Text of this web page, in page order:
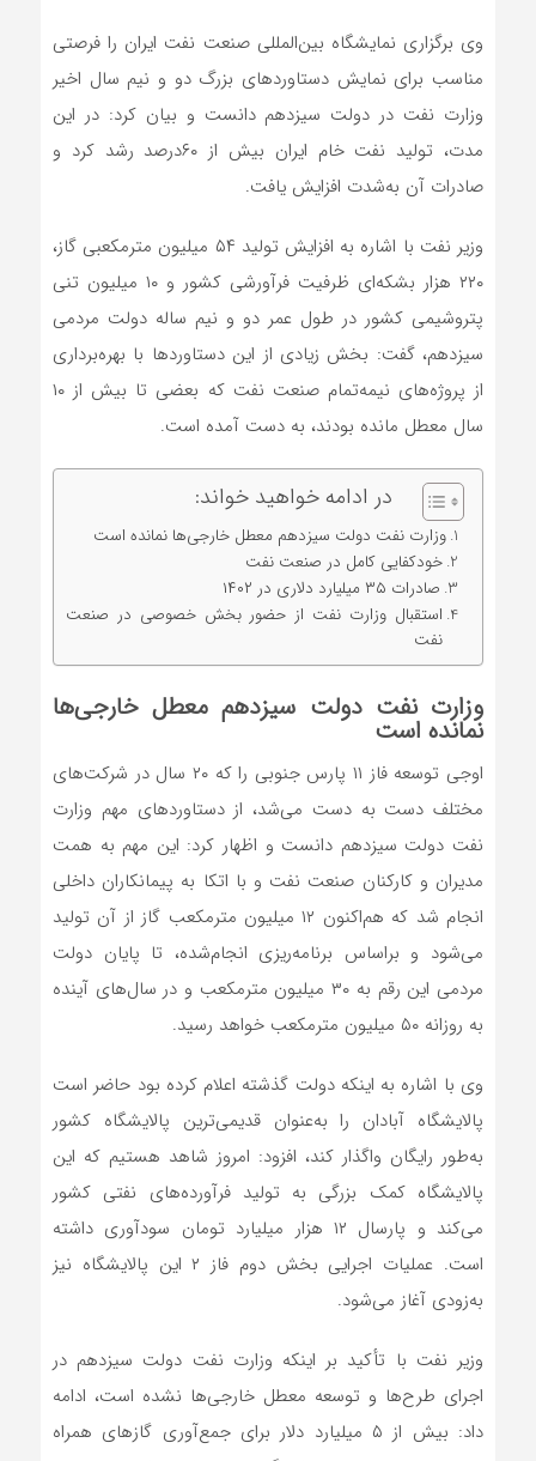
وی برگزاری نمایشگاه بین‌المللی صنعت نفت ایران را فرصتی
مناسب برای نمایش دستاوردهای بزرگ دو و نیم سال اخیر
وزارت نفت در دولت سیزدهم دانست و بیان کرد: در این
مدت، تولید نفت خام ایران بیش از ۶۰درصد رشد کرد و
صادرات آن به‌شدت افزایش یافت.
وزیر نفت با اشاره به افزایش تولید ۵۴ میلیون مترمکعبی گاز،
۲۲۰ هزار بشکه‌ای ظرفیت فرآورشی کشور و ۱۰ میلیون تنی
پتروشیمی کشور در طول عمر دو و نیم ساله دولت مردمی
سیزدهم، گفت: بخش زیادی از این دستاوردها با بهره‌برداری
از پروژه‌های نیمه‌تمام صنعت نفت که بعضی تا بیش از ۱۰
سال معطل مانده بودند، به‌ دست آمده است.
در ادامه خواهید خواند:
وزارت نفت دولت سیزدهم معطل خارجی‌ها نمانده است
خودکفایی کامل در صنعت نفت
صادرات ۳۵ میلیارد دلاری در ۱۴۰۲
استقبال وزارت نفت از حضور بخش خصوصی در صنعت
نفت
وزارت نفت دولت سیزدهم معطل خارجی‌ها
نمانده است
اوجی توسعه فاز ۱۱ پارس جنوبی را که ۲۰ سال در شرکت‌های
مختلف دست به دست می‌شد، از دستاوردهای مهم وزارت
نفت دولت سیزدهم دانست و اظهار کرد: این مهم به همت
مدیران و کارکنان صنعت نفت و با اتکا به پیمانکاران داخلی
انجام شد که هم‌اکنون ۱۲ میلیون مترمکعب گاز از آن تولید
می‌شود و براساس برنامه‌ریزی انجام‌شده، تا پایان دولت
مردمی این رقم به ۳۰ میلیون مترمکعب و در سال‌های آینده
به روزانه ۵۰ میلیون مترمکعب خواهد رسید.
وی با اشاره به اینکه دولت گذشته اعلام کرده بود حاضر است
پالایشگاه آبادان را به‌عنوان قدیمی‌ترین پالایشگاه کشور
به‌طور رایگان واگذار کند، افزود: امروز شاهد هستیم که این
پالایشگاه کمک بزرگی به تولید فرآورده‌های نفتی کشور
می‌کند و پارسال ۱۲ هزار میلیارد تومان سودآوری داشته
است. عملیات اجرایی بخش دوم فاز ۲ این پالایشگاه نیز
به‌زودی آغاز می‌شود.
وزیر نفت با تأکید بر اینکه وزارت نفت دولت سیزدهم در
اجرای طرح‌ها و توسعه معطل خارجی‌ها نشده است، ادامه
داد: بیش از ۵ میلیارد دلار برای جمع‌آوری گازهای همراه